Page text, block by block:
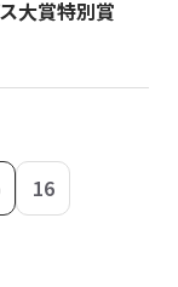
大賞特別賞
16